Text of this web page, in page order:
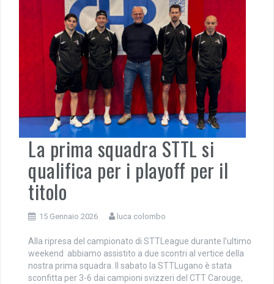
La prima squadra STTL si
qualifica per i playoff per il
titolo
15 Gennaio 2026 luca colombo
Alla ripresa del campionato di STTLeague durante l’ultimo
weekend abbiamo assistito a due scontri al vertice della
nostra prima squadra. Il sabato la STTLugano è stata
sconfitta per 3-6 dai campioni svizzeri del CTT Carouge,